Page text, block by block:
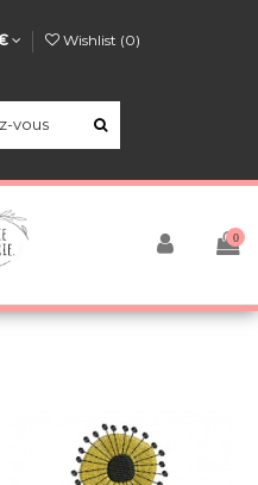
Wishlist (0)
0